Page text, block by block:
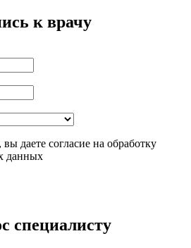
к врачу
даете согласие на обработку
данных
специалисту